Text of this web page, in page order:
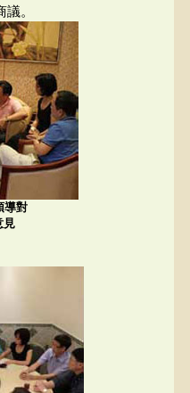
。
導對
見